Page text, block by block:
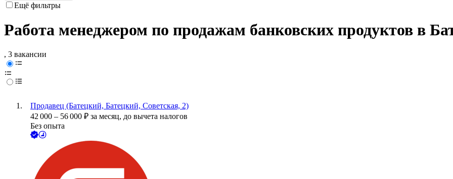
Ещё фильтры
Работа менеджером по продажам банковских продуктов в
, 3 вакансии
Продавец (Батецкий, Батецкий, Советская, 2)
42 000 – 56 000 ₽ за месяц, до вычета налогов
Без опыта